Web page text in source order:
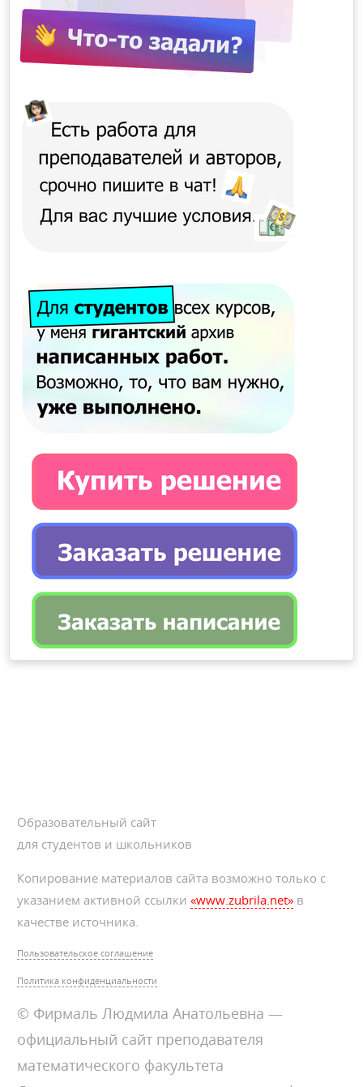
Образовательный сайт
для студентов и школьников
Копирование материалов сайта возможно только с
указанием активной ссылки«www.zubrila.net» в
качестве источника.
Пользовательское соглашение
Политика конфиденциальности
© Фирмаль Людмила Анатольевна —
официальный сайт преподавателя
математического факультета